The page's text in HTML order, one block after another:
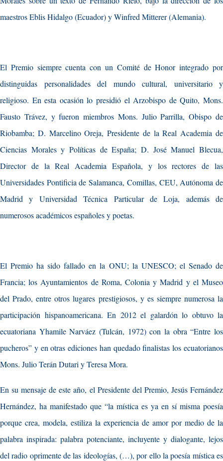
maestros Eblis Hidalgo (Ecuador) y Winfred Mitterer (Alemania).
El Premio siempre cuenta con un Comité de Honor integrado por
distinguidas personalidades del mundo cultural, universitario y
religioso. En esta ocasión lo presidió el Arzobispo de Quito, Mons.
Fausto Trávez, y fueron miembros Mons. Julio Parrilla, Obispo de
Riobamba; D. Marcelino Oreja, Presidente de la Real Academia de
Ciencias Morales y Políticas de España; D. José Manuel Blecua,
Director de la Real Academia Española, y los rectores de las
Universidades Pontificia de Salamanca, Comillas, CEU, Autónoma de
Madrid y Universidad Técnica Particular de Loja, además de
numerosos académicos españoles y poetas.
El Premio ha sido fallado en la ONU; la UNESCO; el Senado de
Francia; los Ayuntamientos de Roma, Colonia y Madrid y el Museo
del Prado, entre otros lugares prestigiosos, y es siempre numerosa la
participación hispanoamericana. En 2012 el galardón lo obtuvo la
ecuatoriana Yhamile Narváez (Tulcán, 1972) con la obra “Entre los
pucheros” y en otras ediciones han quedado finalistas los ecuatorianos
Mons. Julio Terán Dutari y Teresa Mora.
En su mensaje de este año, el Presidente del Premio, Jesús Fernández
Hernández, ha manifestado que “la mística es ya en sí misma poesía
porque crea, modela, estiliza la experiencia de amor por medio de la
palabra inspirada: palabra potenciante, incluyente y dialogante, lejos
del radio oprimente de las ideologías, (…), por ello la poesía mística es